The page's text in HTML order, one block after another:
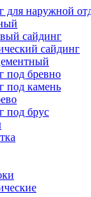
для наружной
сайдинг
сайдинг
под бревно
под камень
под брус